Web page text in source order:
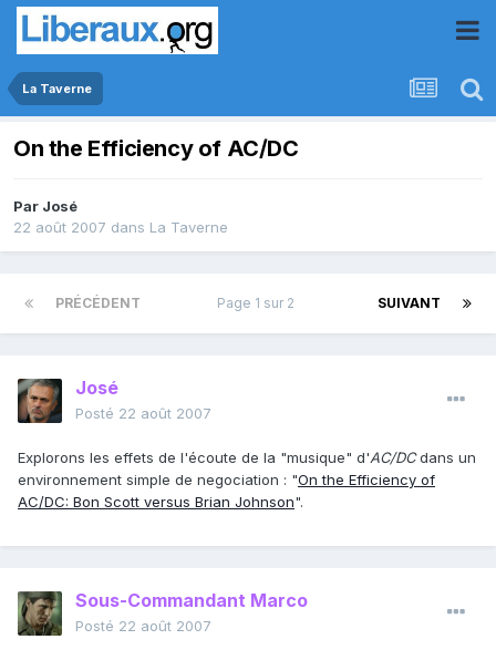
La Taverne
On the Efficiency of AC/DC
Par José
22 août 2007 dans La Taverne
PRÉCÉDENT SUIVANT
Page 1 sur 2
José
Posté 22 août 2007
Explorons les effets de l'écoute de la "musique" d'AC/DCdans un
environnement simple de negociation : "On the Efficiency of
AC/DC: Bon Scott versus Brian Johnson".
Sous-Commandant Marco
Posté 22 août 2007